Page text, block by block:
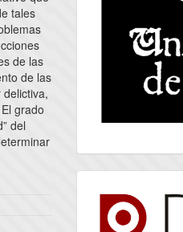
tales
de las
de las
grado
del
index